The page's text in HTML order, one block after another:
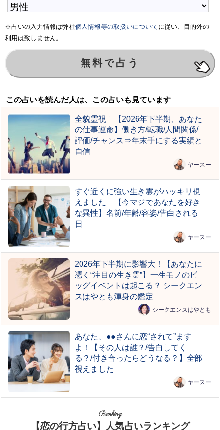
※占いの入力情報は弊社個人情報等の取扱いについてに従い、目的外の
利用は致しません。
この占いを読んだ人は、この占いも見ています
全貌霊視！【2026年下半期、あなた
の仕事運命】働き方/転職/人間関係/
評価/チャンス⇒年末手にする実績と
自信
ヤースー
すぐ近くに強い生き霊がハッキリ視
えました！【今マジであなたを好き
な異性】名前/年齢/容姿/告白される
日
ヤースー
2026年下半期に影響大！【あなたに
憑く“注目の生き霊”】一生モノのビ
ッグイベントは起こる？ シークエン
スはやとも渾身の鑑定
シークエンスはやとも
あなた、●●さんに恋“されて”ます
よ！【その人は誰？/告白してく
る？/付き合ったらどうなる？】全部
視えました
ヤースー
Ranking
【恋の行方占い】人気占いランキング